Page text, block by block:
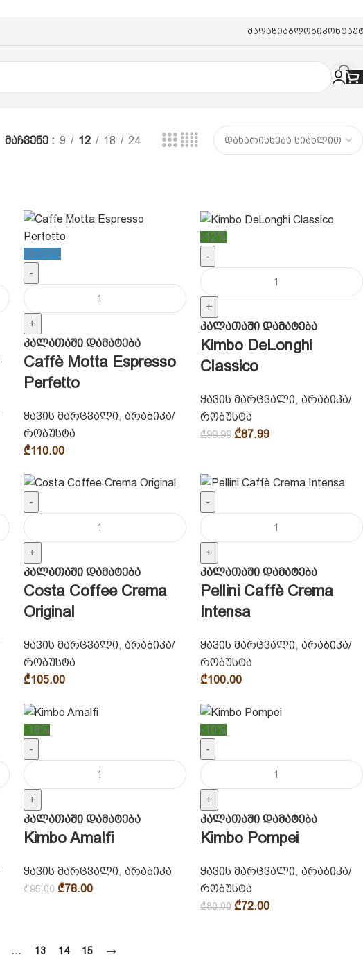
ᲛაღაზიაᲑლოგი
მაჩვენე 9 12 18 24
ახალი
-
+
კალათაში დამატება
Caffè Motta Espresso
Perfetto
ყავის მარცვალი, არაბიკა/
რობუსტა
₾110.00
-12%
-
+
კალათაში დამატება
Kimbo DeLonghi
Classico
ყავის მარცვალი, არაბიკა/
რობუსტა
₾99.99 ₾87.99
-
+
კალათაში დამატება
Costa Coffee Crema
Original
ყავის მარცვალი, არაბიკა/
რობუსტა
₾105.00
-
+
კალათაში დამატება
Pellini Caffè Crema
Intensa
ყავის მარცვალი, არაბიკა/
რობუსტა
₾100.00
-18%
-
+
კალათაში დამატება
Kimbo Amalfi
ყავის მარცვალი, არაბიკა
₾95.00 ₾78.00
-10%
-
+
კალათაში დამატება
Kimbo Pompei
ყავის მარცვალი, არაბიკა/
რობუსტა
₾80.00 ₾72.00
… 13 14 15 →